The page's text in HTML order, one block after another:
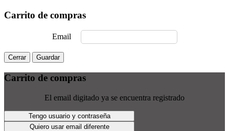
Carrito de compras
Email
Cerrar Guardar
Carrito de compras
El email digitado ya se encuentra registrado
Tengo usuario y contraseña
Quiero usar email diferente